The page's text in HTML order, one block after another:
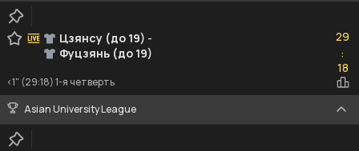
Цзянсу (до 19) -
Фуцзянь (до 19)
29
:18
18
<1" (29:18) 1-я четверть
Asian University League